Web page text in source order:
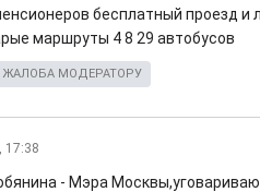
бесплатный проезд и
маршруты 4 8 29 автобусов
ЖАЛОБА МОДЕРАТОРУ
17:38
- Мэра